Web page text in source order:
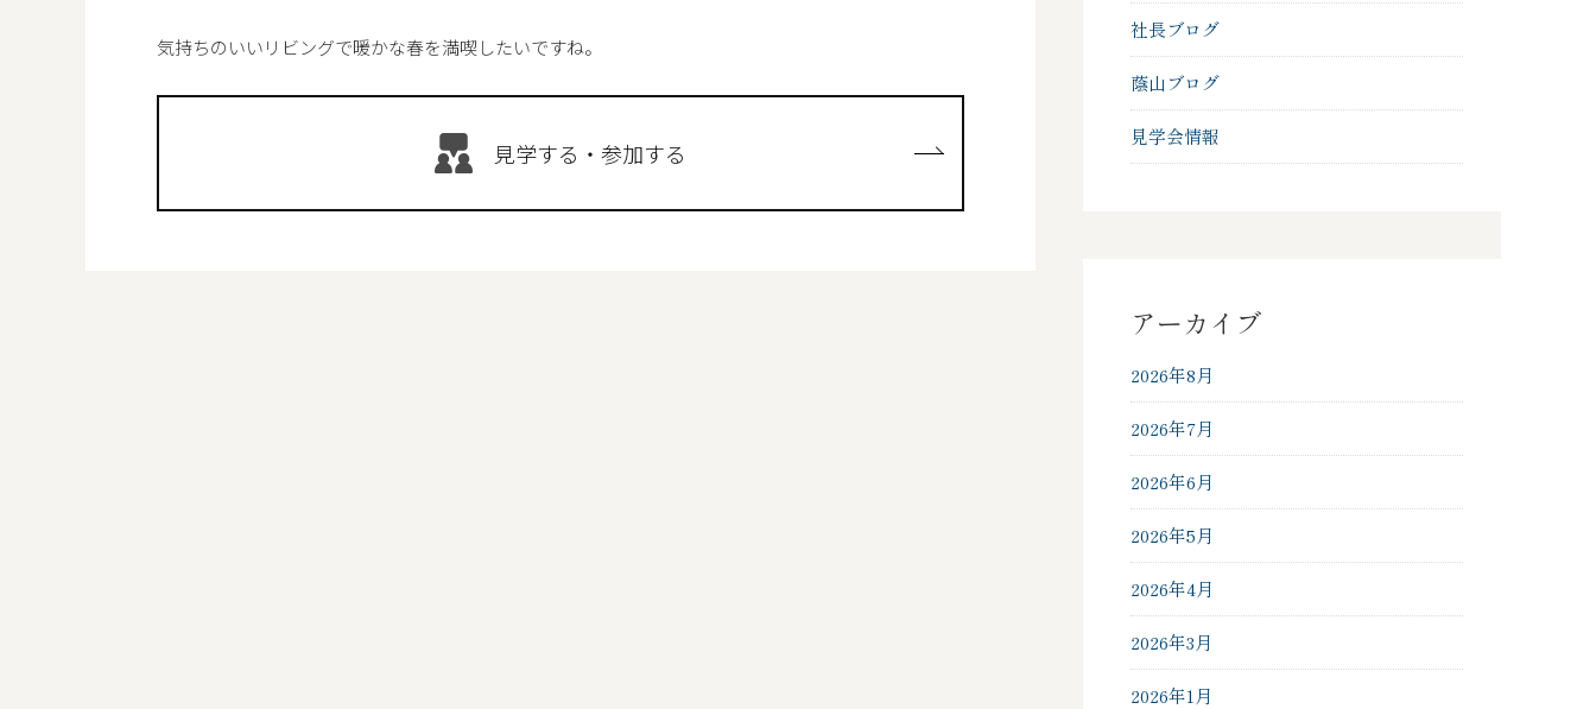
気持ちのいいリビングで暖かな春を満喫したいですね。
見学する・参加する
社長ブログ
蔭山ブログ
見学会情報
アーカイブ
2026年8月
2026年7月
2026年6月
2026年5月
2026年4月
2026年3月
2026年1月